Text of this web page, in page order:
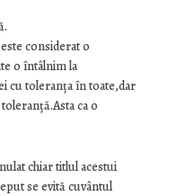
considerat o
o întâlnim la
cu toleranța în toate,dar
ca o
chiar titlul acestui
se evită cuvântul